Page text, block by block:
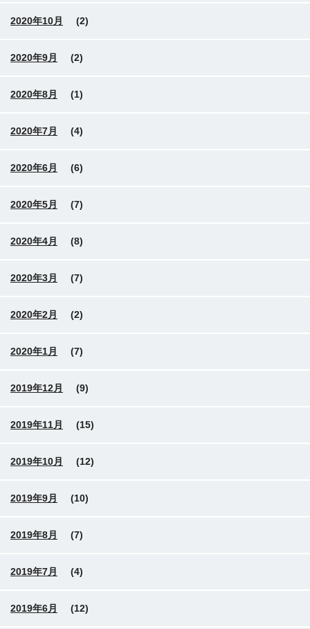
2020年10月 (2)
2020年9月 (2)
2020年8月 (1)
2020年7月 (4)
2020年6月 (6)
2020年5月 (7)
2020年4月 (8)
2020年3月 (7)
2020年2月 (2)
2020年1月 (7)
2019年12月 (9)
2019年11月 (15)
2019年10月 (12)
2019年9月 (10)
2019年8月 (7)
2019年7月 (4)
2019年6月 (12)